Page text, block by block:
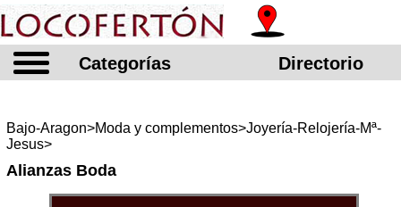
Categorías Directorio
Bajo-Aragon>Moda y complementos>Joyería-Relojería-Mª-
Jesus>
Alianzas Boda